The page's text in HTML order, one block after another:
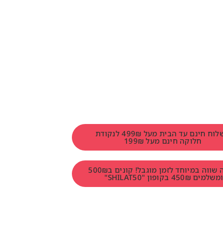
משלוח חינם עד הבית מעל 499₪ לנקודת
חלוקה חינם מעל 199₪
הטבה שווה במיוחד לזמן מוגבל! קונים ב500₪
ומשלמים 450₪ בקופון "SHILAT50"